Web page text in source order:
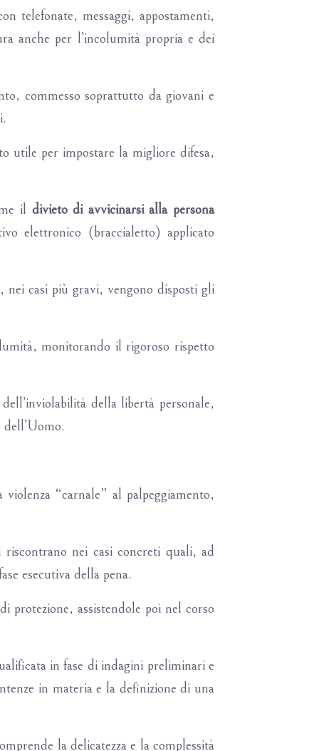
telefonate, messaggi, appostamenti,
anche per l’incolumità propria e dei
commesso soprattutto da giovani e
utile per impostare la migliore difesa,
il divieto di avvicinarsi alla persona
elettronico (braccialetto) applicato
casi più gravi, vengono disposti gli
monitorando il rigoroso rispetto
della libertà personale,
“carnale” al palpeggiamento,
nei casi concreti quali, ad
esecutiva della pena.
protezione, assistendole poi nel corso
in fase di indagini preliminari e
in materia e la definizione di una
la delicatezza e la complessità